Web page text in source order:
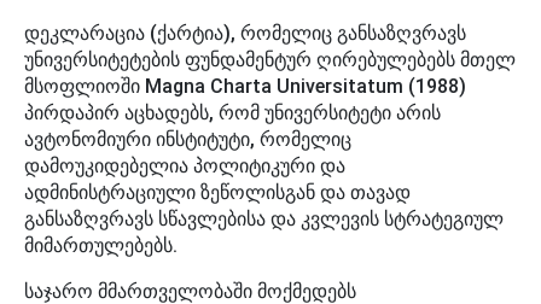
დეკლარაცია (ქარტია), რომელიც განსაზღვრავს
უნივერსიტეტების ფუნდამენტურ ღირებულებებს მთელ
მსოფლიოში Magna Charta Universitatum (1988)
პირდაპირ აცხადებს, რომ უნივერსიტეტი არის
ავტონომიური ინსტიტუტი, რომელიც
დამოუკიდებელია პოლიტიკური და
ადმინისტრაციული ზეწოლისგან და თავად
განსაზღვრავს სწავლებისა და კვლევის სტრატეგიულ
მიმართულებებს.
საჯარო მმართველობაში მოქმედებს